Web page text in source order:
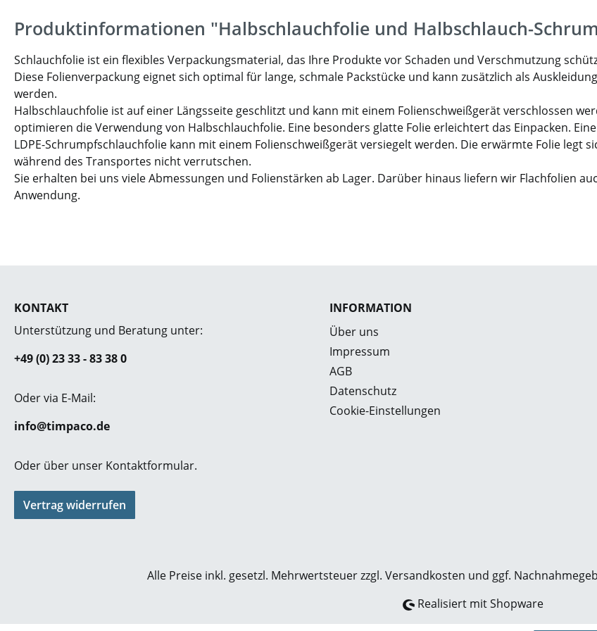
Produktinformationen "Halbschlauchfolie und Halbschlauch-
Schlauchfolie ist ein flexibles Verpackungsmaterial, das Ihre Produkte vor Schaden und Verschmutzung
Diese Folienverpackung eignet sich optimal für lange, schmale Packstücke und kann zusätzlich als
werden.
Halbschlauchfolie ist auf einer Längsseite geschlitzt und kann mit einem Folienschweißgerät verschlossen
optimieren die Verwendung von Halbschlauchfolie. Eine besonders glatte Folie erleichtert das Einpacken.
LDPE-Schrumpfschlauchfolie kann mit einem Folienschweißgerät versiegelt werden. Die erwärmte Folie legt
während des Transportes nicht verrutschen.
Sie erhalten bei uns viele Abmessungen und Folienstärken ab Lager. Darüber hinaus liefern wir Flachfolien
Anwendung.
KONTAKT
Unterstützung und Beratung unter:
+49 (0) 23 33 - 83 38 0
Oder via E-Mail:
info@timpaco.de
Oder über unser Kontaktformular.
Vertrag widerrufen
INFORMATION
Über uns
Impressum
AGB
Datenschutz
Cookie-Einstellungen
Alle Preise inkl. gesetzl. Mehrwertsteuer zzgl. Versandkosten und ggf.
Realisiert mit Shopware